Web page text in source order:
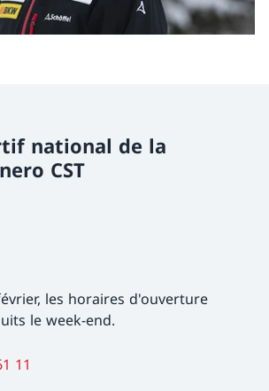
national de la
CST
les horaires d'ouverture
le week-end.
11